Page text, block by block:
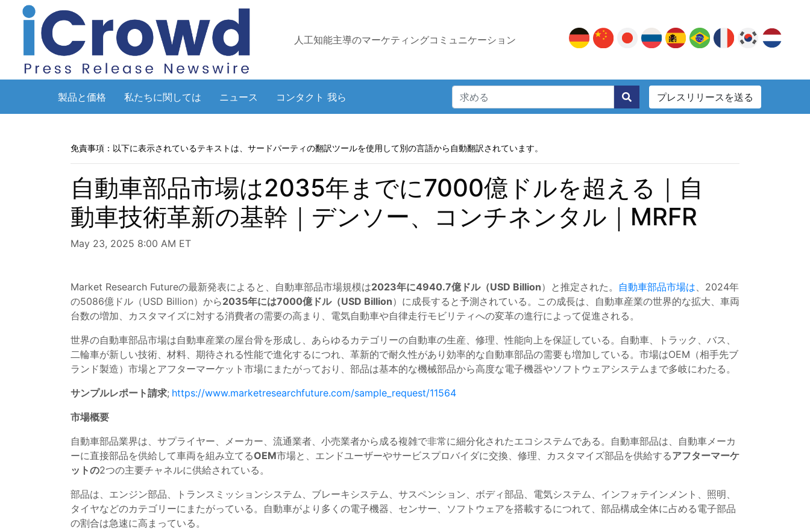
人工知能主導のマーケティングコミュニケーション
製品と価格 私たちに関しては ニュース コンタクト 我ら プレスリリースを送る
免責事項：以下に表示されているテキストは、サードパーティの翻訳ツールを使用して別の言語から自動翻訳されています。
自動車部品市場は2035年までに7000億ドルを超える｜自
動車技術革新の基幹｜デンソー、コンチネンタル｜MRFR
May 23, 2025 8:00 AM ET
Market Research Futureの最新発表によると、自動車部品市場規模は2023年に4940.7億ドル（USD Billion）と推定された。 自動車部品市場は、2024年
の5086億ドル（USD Billion）から2035年には7000億ドル（USD Billion）に成長すると予測されている。この成長は、自動車産業の世界的な拡大、車両
台数の増加、カスタマイズに対する消費者の需要の高まり、電気自動車や自律走行モビリティへの変革の進行によって促進される。
世界の自動車部品市場は自動車産業の屋台骨を形成し、あらゆるカテゴリーの自動車の生産、修理、性能向上を保証している。自動車、トラック、バス、
二輪車が新しい技術、材料、期待される性能で進化するにつれ、革新的で耐久性があり効率的な自動車部品の需要も増加している。市場はOEM（相手先ブ
ランド製造）市場とアフターマーケット市場にまたがっており、部品は基本的な機械部品から高度な電子機器やソフトウェアシステムまで多岐にわたる。
サンプルレポート請求; https://www.marketresearchfuture.com/sample_request/11564
市場概要
自動車部品業界は、サプライヤー、メーカー、流通業者、小売業者から成る複雑で非常に細分化されたエコシステムである。自動車部品は、自動車メーカ
ーに直接部品を供給して車両を組み立てるOEM市場と、エンドユーザーやサービスプロバイダに交換、修理、カスタマイズ部品を供給するアフターマーケ
ットの2つの主要チャネルに供給されている。
部品は、エンジン部品、トランスミッションシステム、ブレーキシステム、サスペンション、ボディ部品、電気システム、インフォテインメント、照明、
タイヤなどのカテゴリーにまたがっている。自動車がより多くの電子機器、センサー、ソフトウェアを搭載するにつれて、部品構成全体に占める電子部品
の割合は急速に高まっている。